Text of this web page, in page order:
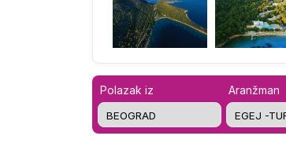
Polazak iz Aranžman